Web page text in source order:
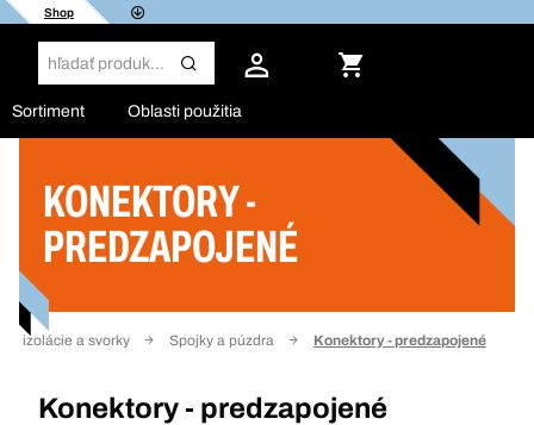
Shop
Sortiment Oblasti použitia
KONEKTORY -
PREDZAPOJENÉ
izolácie a svorky Spojky a púzdra Konektory - predzapojené
Konektory - predzapojené
Filter